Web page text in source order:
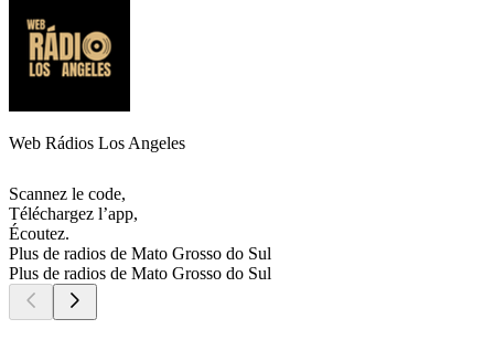
Web Rádios Los Angeles
Scannez le code,
Téléchargez l’app,
Écoutez.
Plus de radios de Mato Grosso do Sul
Plus de radios de Mato Grosso do Sul